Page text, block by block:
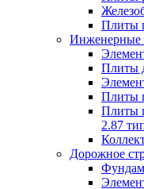
Плиты
Инженерные
Плиты
Плиты
Плиты
2.87
Дорожное